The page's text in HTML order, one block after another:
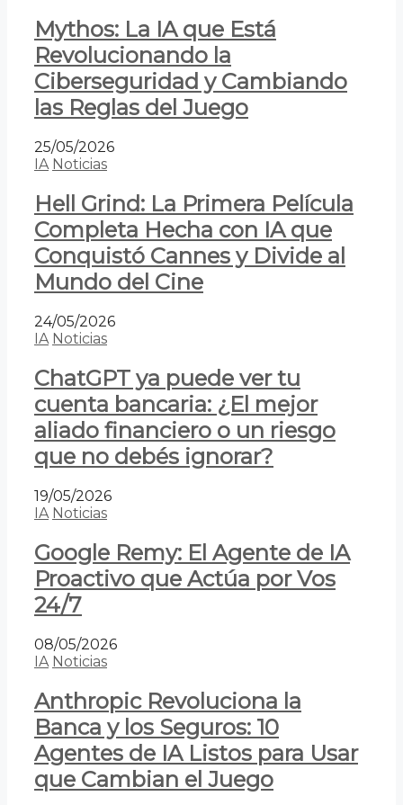
Mythos: La IA que Está
Revolucionando la
Ciberseguridad y Cambiando
las Reglas del Juego
25/05/2026
IA Noticias
Hell Grind: La Primera Película
Completa Hecha con IA que
Conquistó Cannes y Divide al
Mundo del Cine
24/05/2026
IA Noticias
ChatGPT ya puede ver tu
cuenta bancaria: ¿El mejor
aliado financiero o un riesgo
que no debés ignorar?
19/05/2026
IA Noticias
Google Remy: El Agente de IA
Proactivo que Actúa por Vos
24/7
08/05/2026
IA Noticias
Anthropic Revoluciona la
Banca y los Seguros: 10
Agentes de IA Listos para Usar
que Cambian el Juego